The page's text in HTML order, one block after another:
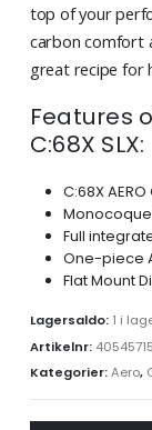
top of your
carbon comfort
great recipe for
Features
C:68X SLX:
C:68X
Full
One-piece
Flat Mount
Lagersaldo: 1 i
Artikelnr:
Kategorier:Aero,